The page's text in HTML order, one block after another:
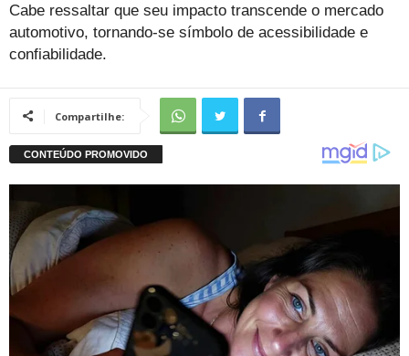
Cabe ressaltar que seu impacto transcende o mercado
automotivo, tornando-se símbolo de acessibilidade e
confiabilidade.
Compartilhe: